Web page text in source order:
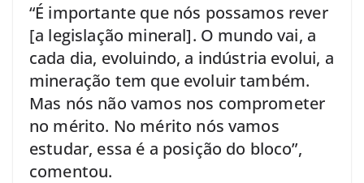
“É importante que nós possamos rever
[a legislação mineral]. O mundo vai, a
cada dia, evoluindo, a indústria evolui, a
mineração tem que evoluir também.
Mas nós não vamos nos comprometer
no mérito. No mérito nós vamos
estudar, essa é a posição do bloco”,
comentou.